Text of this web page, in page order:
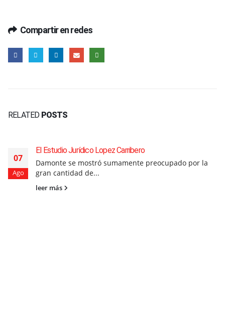
Compartir en redes
RELATED POSTS
07
Ago
El Estudio Jurídico Lopez Carribero
Damonte se mostró sumamente preocupado por la
gran cantidad de...
leer más